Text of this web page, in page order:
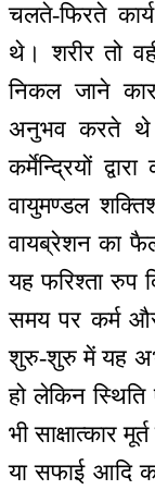
चलते-फिरते
थे। शरीर तो
निकल जाने
अनुभव करते
कर्मेन्द्रियों
वायुमण्डल
वायब्रेशन का
यह फरिश्ता रुप
समय पर कर्म
शुरु-शुरु में यह
हो लेकिन स्थिति
भी साक्षात्कार
या सफाई आदि